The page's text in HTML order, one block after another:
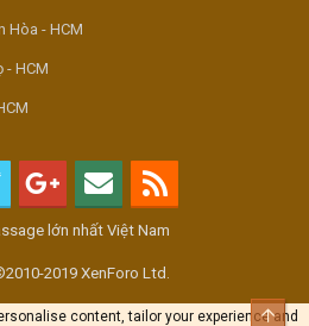
Hòa - HCM
- HCM
lớn nhất Việt Nam
2019 XenForo Ltd.
content, tailor your experience and
Top